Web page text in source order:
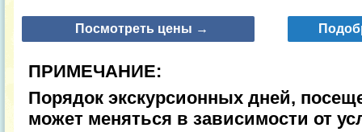
Посмотреть цены →
ПРИМЕЧАНИЕ:
Порядок экскурсионных дней,
может меняться в зависимости от